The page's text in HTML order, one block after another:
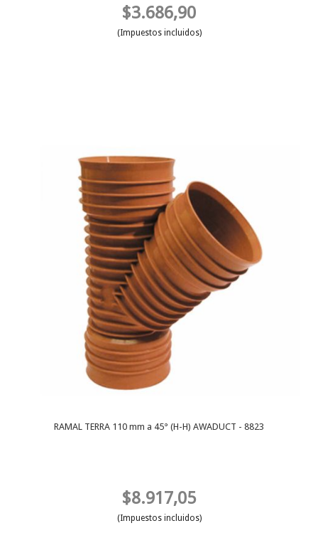
$3.686,90
(Impuestos incluidos)
RAMAL TERRA 110 mm a 45° (H-H) AWADUCT - 8823
$8.917,05
(Impuestos incluidos)